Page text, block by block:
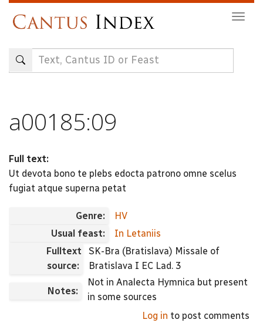
content
a00185:09
Full text:
Ut devota bono te plebs edocta patrono omne scelus
fugiat atque superna petat
Genre:
HV
Usual feast:
In Letaniis
Fulltext
source:
SK-Bra (Bratislava) Missale of
Bratislava I EC Lad. 3
Notes:
Not in Analecta Hymnica but present
in some sources
Log in to post comments